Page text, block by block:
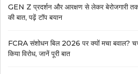
GEN Z प्रदर्शन और आरक्षण से लेकर बेरोजगारी तक,
की बात, पढ़ें टॉप बयान
FCRA संशोधन बिल 2026 पर क्यों मचा बवाल?
किया विरोध, जानें पूरी बात